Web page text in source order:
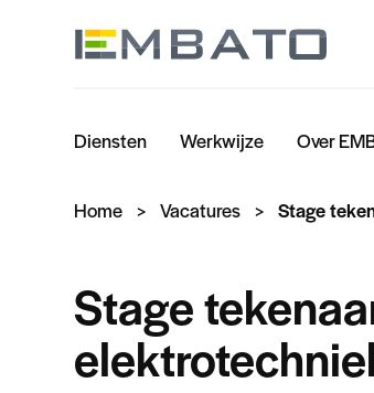
Diensten Werkwijze Over
Home > Vacatures > Stage
Stage